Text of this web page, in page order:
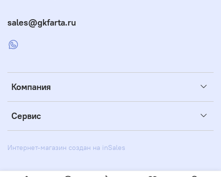
Компания
Сервис
sales@gkfarta.ru
Интернет-магазин создан на inSales